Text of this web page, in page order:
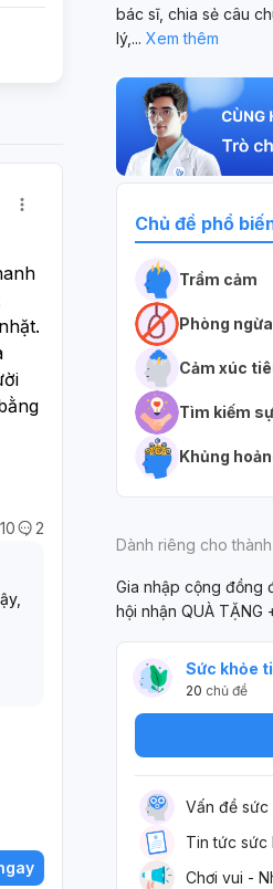
10 2
bác sĩ, chia sẻ câu
lý, ...Xem thêm
Chủ đề phổ
Trầm cảm
Phòng
Cảm xúc
Tìm kiếm
Khủng
Dành riêng cho
Gia nhập cộng đồng
hội nhận QUÀ TẶNG
Sức khỏe
20 chủ đề
Vấn đề sức
Tin tức sức
Chơi vui -